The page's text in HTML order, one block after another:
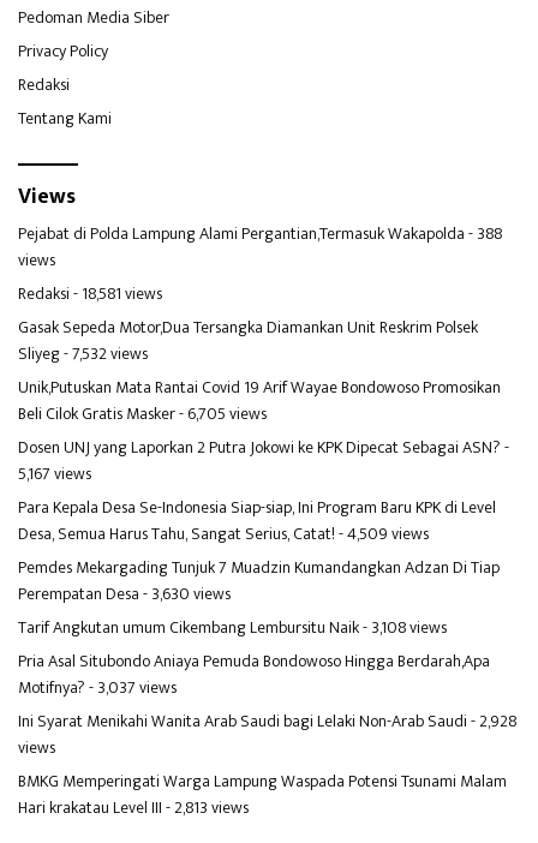
Pedoman Media Siber
Privacy Policy
Redaksi
Tentang Kami
Views
Pejabat di Polda Lampung Alami Pergantian,Termasuk Wakapolda- 388
views
Redaksi- 18,581 views
Gasak Sepeda Motor,Dua Tersangka Diamankan Unit Reskrim Polsek
Sliyeg- 7,532 views
Unik,Putuskan Mata Rantai Covid 19 Arif Wayae Bondowoso Promosikan
Beli Cilok Gratis Masker- 6,705 views
Dosen UNJ yang Laporkan 2 Putra Jokowi ke KPK Dipecat Sebagai ASN?-
5,167 views
Para Kepala Desa Se-Indonesia Siap-siap, Ini Program Baru KPK di Level
Desa, Semua Harus Tahu, Sangat Serius, Catat!- 4,509 views
Pemdes Mekargading Tunjuk 7 Muadzin Kumandangkan Adzan Di Tiap
Perempatan Desa- 3,630 views
Tarif Angkutan umum Cikembang Lembursitu Naik- 3,108 views
Pria Asal Situbondo Aniaya Pemuda Bondowoso Hingga Berdarah,Apa
Motifnya?- 3,037 views
Ini Syarat Menikahi Wanita Arab Saudi bagi Lelaki Non-Arab Saudi- 2,928
views
BMKG Memperingati Warga Lampung Waspada Potensi Tsunami Malam
Hari krakatau Level III- 2,813 views